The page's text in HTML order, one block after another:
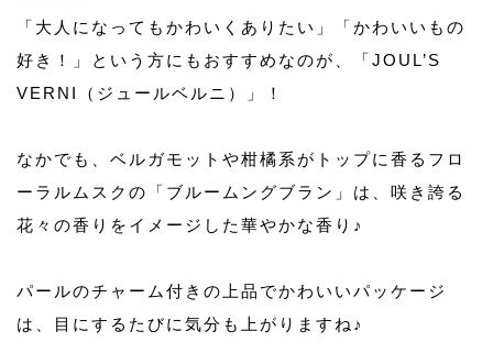
「大人になってもかわいくありたい」「かわいいもの
好き！」という方にもおすすめなのが、「JOUL’S
VERNI（ジュールベルニ）」！
なかでも、ベルガモットや柑橘系がトップに香るフロ
ーラルムスクの「ブルームングブラン」は、咲き誇る
花々の香りをイメージした華やかな香り♪
パールのチャーム付きの上品でかわいいパッケージ
は、目にするたびに気分も上がりますね♪